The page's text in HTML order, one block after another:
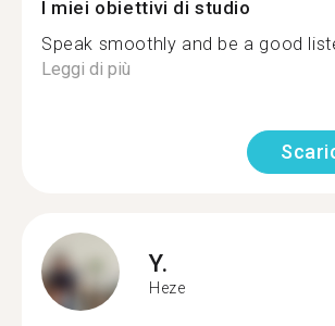
I miei obiettivi di studio
Speak smoothly and be a good
Leggi di più
Y.
Heze